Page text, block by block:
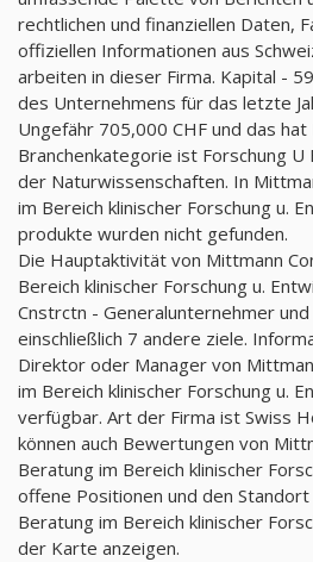
rechtlichen und finanziellen Daten,
offiziellen Informationen aus
arbeiten in dieser Firma. Kapital -
des Unternehmens für das letzte
Ungefähr 705,000 CHF und das
Branchenkategorie ist Forschung U
der Naturwissenschaften. In
im Bereich klinischer Forschung u.
produkte wurden nicht gefunden.
Die Hauptaktivität von Mittmann
Bereich klinischer Forschung u.
Cnstrctn - Generalunternehmer
einschließlich 7 andere ziele.
Direktor oder Manager von
im Bereich klinischer Forschung u.
verfügbar. Art der Firma ist Swiss
können auch Bewertungen von
Beratung im Bereich klinischer
offene Positionen und den
Beratung im Bereich klinischer
der Karte anzeigen.